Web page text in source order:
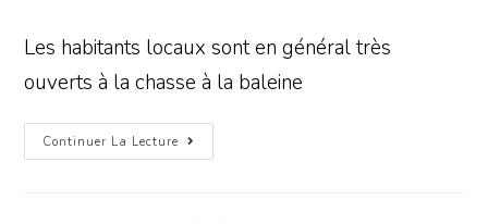
Les habitants locaux sont en général très
ouverts à la chasse à la baleine
Continuer La Lecture